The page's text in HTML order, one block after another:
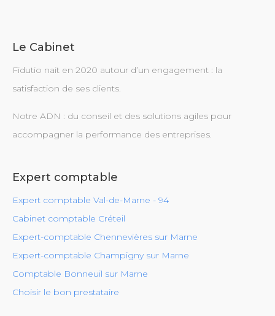
Le Cabinet
Fidutio nait en 2020 autour d’un engagement : la
satisfaction de ses clients.
Notre ADN : du conseil et des solutions agiles pour
accompagner la performance des entreprises.
Expert comptable
Expert comptable Val-de-Marne - 94
Cabinet comptable Créteil
Expert-comptable Chennevières sur Marne
Expert-comptable Champigny sur Marne
Comptable Bonneuil sur Marne
Choisir le bon prestataire